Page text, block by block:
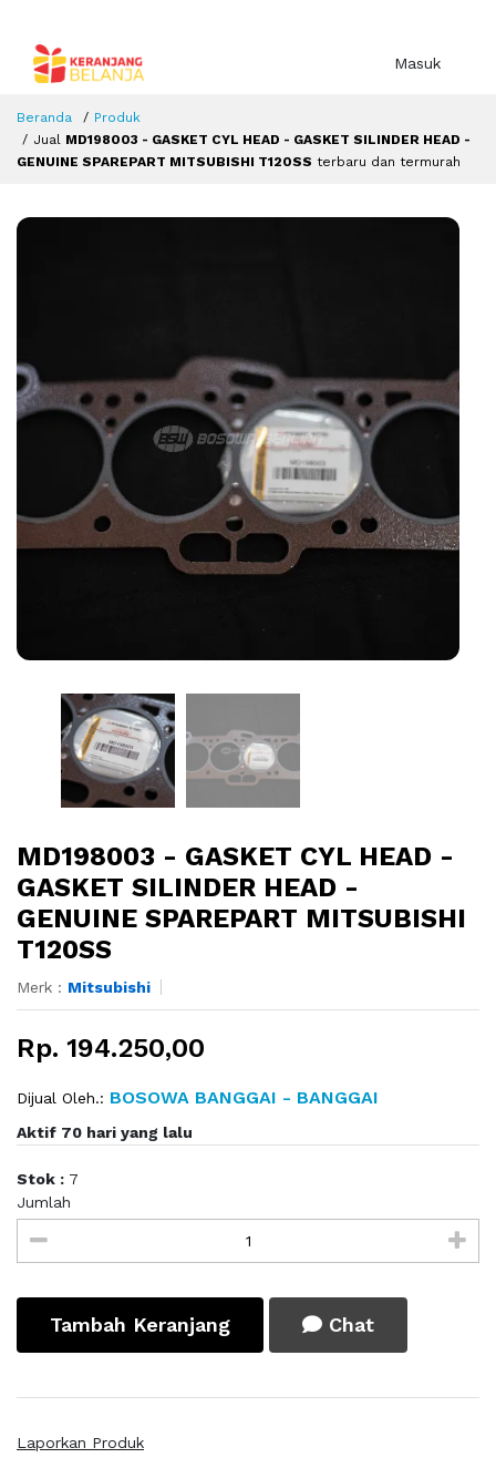
Masuk
Beranda
Produk
Jual MD198003 - GASKET CYL HEAD - GASKET SILINDER HEAD -
GENUINE SPAREPART MITSUBISHI T120SS terbaru dan termurah
MD198003 - GASKET CYL HEAD -
GASKET SILINDER HEAD -
GENUINE SPAREPART MITSUBISHI
T120SS
Merk : Mitsubishi
Rp. 194.250,00
Dijual Oleh.: BOSOWA BANGGAI - BANGGAI
Aktif 70 hari yang lalu
Stok : 7
Jumlah
Tambah Keranjang Chat
Laporkan Produk